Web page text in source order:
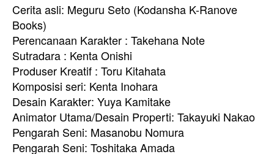
Cerita asli: Meguru Seto (Kodansha K-Ranove
Books)
Perencanaan Karakter : Takehana Note
Sutradara : Kenta Onishi
Produser Kreatif : Toru Kitahata
Komposisi seri: Kenta Inohara
Desain Karakter: Yuya Kamitake
Animator Utama/Desain Properti: Takayuki Nakao
Pengarah Seni: Masanobu Nomura
Pengarah Seni: Toshitaka Amada